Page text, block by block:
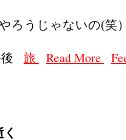
ろうじゃないの(笑
後 旅 Read More